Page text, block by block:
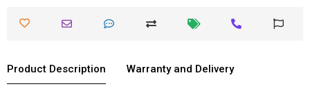
Product Description Warranty and Delivery